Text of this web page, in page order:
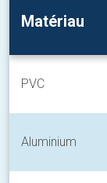
Matériau
PVC
Aluminium